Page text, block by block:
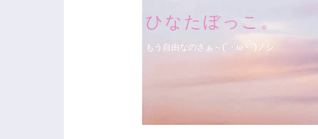
ひなたぼっこ。
もう自由なのさぁ～(´・ω・`)ノシ